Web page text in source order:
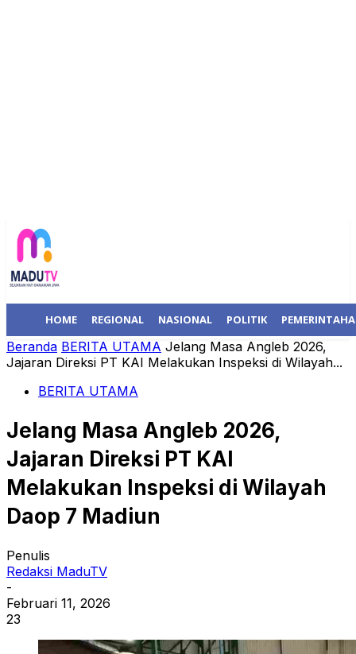
HOME REGIONAL NASIONAL POLITIK
Beranda BERITA UTAMA Jelang Masa Angleb 2026,
Jajaran Direksi PT KAI Melakukan Inspeksi di Wilayah...
BERITA UTAMA
Jelang Masa Angleb 2026,
Jajaran Direksi PT KAI
Melakukan Inspeksi di Wilayah
Daop 7 Madiun
Penulis
Redaksi MaduTV
-
Februari 11, 2026
23